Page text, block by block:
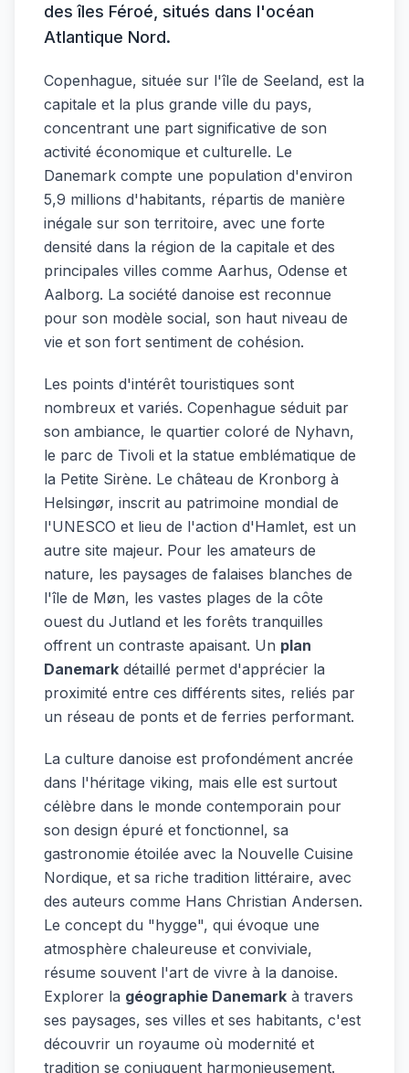
des îles Féroé, situés dans l'océan
Atlantique Nord.
Copenhague, située sur l'île de Seeland, est la
capitale et la plus grande ville du pays,
concentrant une part significative de son
activité économique et culturelle. Le
Danemark compte une population d'environ
5,9 millions d'habitants, répartis de manière
inégale sur son territoire, avec une forte
densité dans la région de la capitale et des
principales villes comme Aarhus, Odense et
Aalborg. La société danoise est reconnue
pour son modèle social, son haut niveau de
vie et son fort sentiment de cohésion.
Les points d'intérêt touristiques sont
nombreux et variés. Copenhague séduit par
son ambiance, le quartier coloré de Nyhavn,
le parc de Tivoli et la statue emblématique de
la Petite Sirène. Le château de Kronborg à
Helsingør, inscrit au patrimoine mondial de
l'UNESCO et lieu de l'action d'Hamlet, est un
autre site majeur. Pour les amateurs de
nature, les paysages de falaises blanches de
l'île de Møn, les vastes plages de la côte
ouest du Jutland et les forêts tranquilles
offrent un contraste apaisant. Un plan
Danemark détaillé permet d'apprécier la
proximité entre ces différents sites, reliés par
un réseau de ponts et de ferries performant.
La culture danoise est profondément ancrée
dans l'héritage viking, mais elle est surtout
célèbre dans le monde contemporain pour
son design épuré et fonctionnel, sa
gastronomie étoilée avec la Nouvelle Cuisine
Nordique, et sa riche tradition littéraire, avec
des auteurs comme Hans Christian Andersen.
Le concept du "hygge", qui évoque une
atmosphère chaleureuse et conviviale,
résume souvent l'art de vivre à la danoise.
Explorer la géographie Danemark à travers
ses paysages, ses villes et ses habitants, c'est
découvrir un royaume où modernité et
tradition se conjuguent harmonieusement.